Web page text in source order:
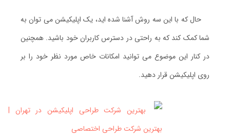
حال که با این سه روش آشنا شده اید، یک اپلیکیشن می توان به
شما کمک کند که به راحتی در دسترس کاربران خود باشید. همچنین
در کنار این موضوع می توانید امکانات خاص مورد نظر خود را بر
روی اپلیکیشن قرار دهید.